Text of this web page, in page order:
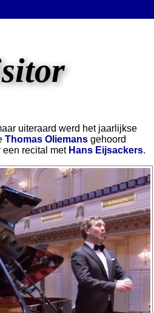
uiteraard werd het jaarlijkse
Thomas Oliemans gehoord
een recital met Hans Eijsackers.